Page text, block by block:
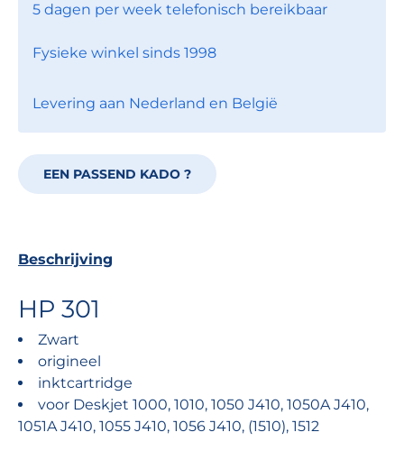
5 dagen per week telefonisch bereikbaar
Fysieke winkel sinds 1998
Levering aan Nederland en België
EEN PASSEND KADO ?
Beschrijving
HP 301
Zwart
origineel
inktcartridge
voor Deskjet 1000, 1010, 1050 J410, 1050A J410,
1051A J410, 1055 J410, 1056 J410, (1510), 1512